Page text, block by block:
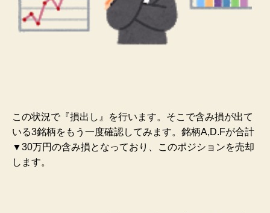
この状況で『損出し』を行います。そこで含み損が出て
いる3銘柄をもう一度確認してみます。銘柄A,D.Fが合計
▼30万円の含み損となっており、このポジションを売却
します。